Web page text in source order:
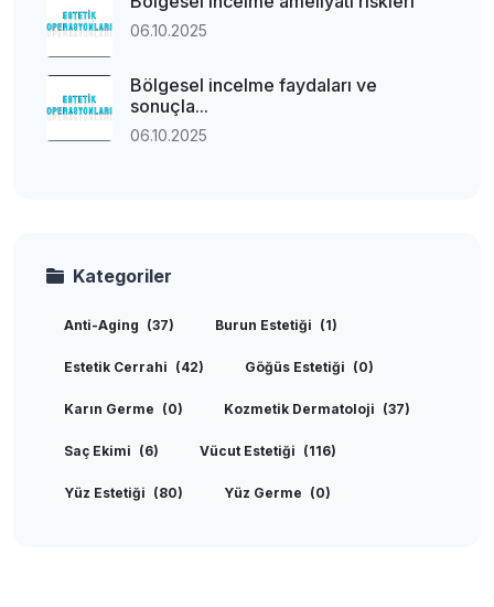
06.10.2025
Bölgesel incelme faydaları ve
sonuçla...
06.10.2025
Kategoriler
Anti-Aging (37) Burun Estetiği (1)
Estetik Cerrahi (42) Göğüs Estetiği (0)
Karın Germe (0) Kozmetik Dermatoloji (37)
Saç Ekimi (6) Vücut Estetiği (116)
Yüz Estetiği (80) Yüz Germe (0)